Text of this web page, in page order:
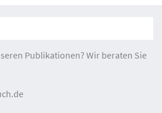
Publikationen? Wir beraten Sie